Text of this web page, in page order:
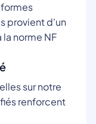
provient d'un
norme NF
sur notre
renforcent